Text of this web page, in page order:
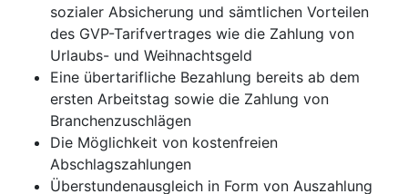
sozialer Absicherung und sämtlichen Vorteilen
des GVP-Tarifvertrages wie die Zahlung von
Urlaubs- und Weihnachtsgeld
Eine übertarifliche Bezahlung bereits ab dem
ersten Arbeitstag sowie die Zahlung von
Branchenzuschlägen
Die Möglichkeit von kostenfreien
Abschlagszahlungen
Überstundenausgleich in Form von Auszahlung